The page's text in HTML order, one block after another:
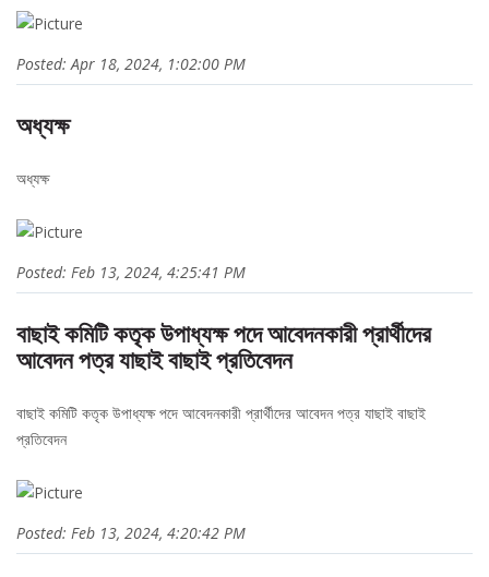
Posted: Apr 18, 2024, 1:02:00 PM
অধ্যক্ষ
অধ্যক্ষ
Posted: Feb 13, 2024, 4:25:41 PM
বাছাই কমিটি কতৃক উপাধ্যক্ষ পদে আবেদনকারী প্রার্থীদের
আবেদন পত্র যাছাই বাছাই প্রতিবেদন
বাছাই কমিটি কতৃক উপাধ্যক্ষ পদে আবেদনকারী প্রার্থীদের আবেদন পত্র যাছাই বাছাই
প্রতিবেদন
Posted: Feb 13, 2024, 4:20:42 PM